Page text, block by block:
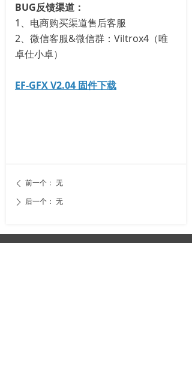
BUG反馈渠道：
1、电商购买渠道售后客服
2、微信客服&微信群：Viltrox4（唯
卓仕小卓）
EF-GFX V2.04 固件下载
ꄴ 前一个： 无
ꄲ 后一个： 无